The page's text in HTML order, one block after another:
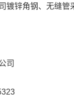
镀锌角钢、无缝管
司